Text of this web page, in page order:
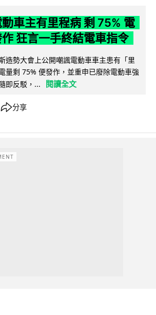
車主有里程病 剩 75% 電
狂言一手終結電車指令
造勢大會上公開嘲諷電動車車主患有「里
量剩 75% 便發作，並重申已廢除電動車強
即反駁，...
閱讀全文
分享